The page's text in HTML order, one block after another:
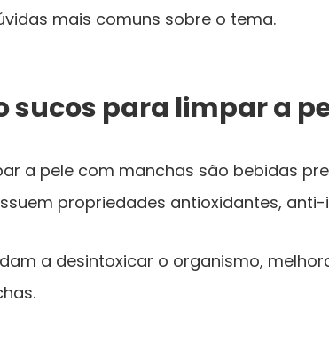
mais comuns sobre o tema.
sucos para limpar a
a pele com manchas são bebidas
propriedades antioxidantes,
a desintoxicar o organismo,